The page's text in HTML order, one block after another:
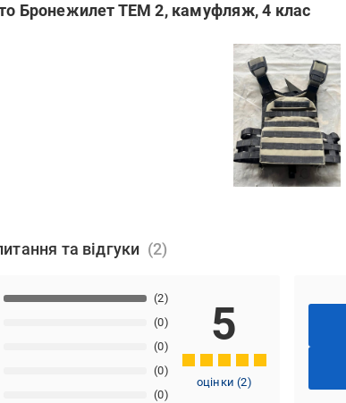
Бронежилет ТЕМ 2, камуфляж, 4 клас
та відгуки
(0)
(0)
(0)
(0)
(2)
5
оцінки(2)